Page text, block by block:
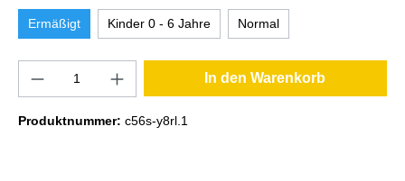
Ermäßigt Kinder 0 - 6 Jahre Normal
In den Warenkorb
Produktnummer: c56s-y8rl.1